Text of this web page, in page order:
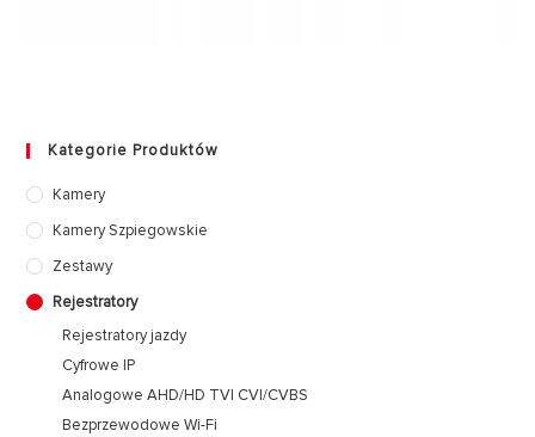
Kategorie Produktów
Kamery
Kamery Szpiegowskie
Zestawy
Rejestratory
Rejestratory jazdy
Cyfrowe IP
Analogowe AHD/HD TVI CVI/CVBS
Bezprzewodowe Wi-Fi